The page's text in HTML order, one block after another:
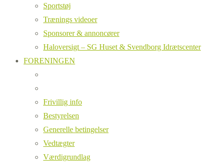
Sportstøj
Trænings videoer
Sponsorer & annoncører
Haloversigt – SG Huset & Svendborg Idrætscenter
FORENINGEN
Frivillig info
Bestyrelsen
Generelle betingelser
Vedtægter
Værdigrundlag